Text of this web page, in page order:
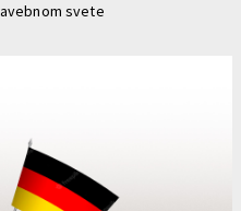
svete